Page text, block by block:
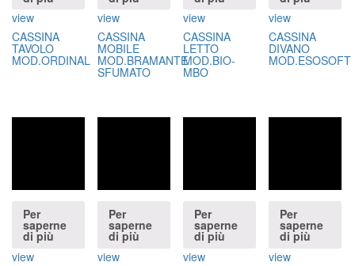
view
CASSINA
TAVOLO
MOD.ORDINAL
view
CASSINA
MOBILE
MOD.BRAMANTE
SFUMATO
view
CASSINA
LETTO
MOD.BIO-
MBO
view
CASSINA
DIVANO
MOD.ESOSOFT
Per
saperne
di più
view
Per
saperne
di più
view
Per
saperne
di più
view
Per
saperne
di più
view